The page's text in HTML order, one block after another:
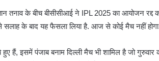
तनाव के बीच बीसीसीआई ने IPL 2025 का आयोजन
के बाद यह फैसला लिया है. आज से कोई मैच नहीं
हैं, इसमें पंजाब बनाम दिल्ली मैच भी शामिल है जो